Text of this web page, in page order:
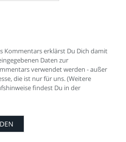
Kommentars erklärst Du Dich damit
Daten zur
verwendet werden - außer
die ist nur für uns. (Weitere
findest Du in der